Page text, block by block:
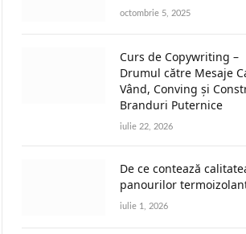
octombrie 5, 2025
Curs de Copywriting –
Drumul către Mesaje
Vând, Conving și
Branduri Puternice
iulie 22, 2026
De ce contează
panourilor
iulie 1, 2026